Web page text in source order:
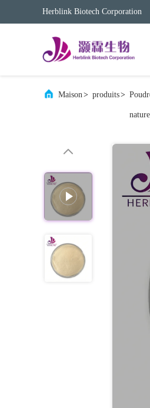
Herblink Biotech Corporation
Maison> produits>